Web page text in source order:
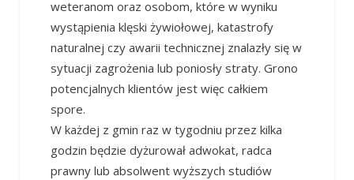
weteranom oraz osobom, które w wyniku
wystąpienia klęski żywiołowej, katastrofy
naturalnej czy awarii technicznej znalazły się w
sytuacji zagrożenia lub poniosły straty. Grono
potencjalnych klientów jest więc całkiem
spore.
W każdej z gmin raz w tygodniu przez kilka
godzin będzie dyżurował adwokat, radca
prawny lub absolwent wyższych studiów